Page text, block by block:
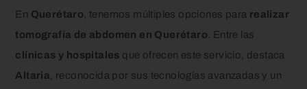
En Querétaro , tenemos múltiples opciones para realizar
tomografía de abdomen en Querétaro . Entre las
clínicas y hospitales que ofrecen este servicio, destaca
Altaria , reconocida por sus tecnologías avanzadas y un